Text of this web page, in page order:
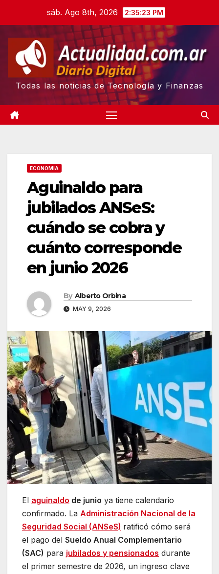
content
sáb. Ago 8th, 2026 2:35:24 PM
Todas las noticias de Tecnología y Finanzas
ECONOMIA
Aguinaldo para
jubilados ANSeS:
cuándo se cobra y
cuánto corresponde
en junio 2026
By Alberto Orbina
MAY 9, 2026
El aguinaldo de junio ya tiene calendario
confirmado. La Administración Nacional de la
Seguridad Social (ANSeS) ratificó cómo será
el pago del Sueldo Anual Complementario
(SAC) para jubilados y pensionados durante
el primer semestre de 2026, un ingreso clave